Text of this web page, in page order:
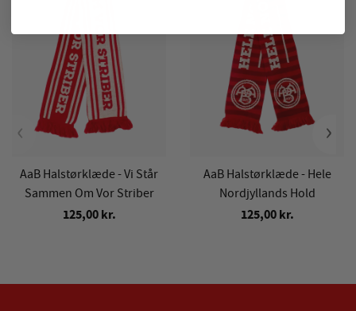
AaB Halstørklæde - Vi Står
Sammen Om Vor Striber
125,00 kr.
AaB Halstørklæde - Hele
Nordjyllands Hold
125,00 kr.
‹ ›